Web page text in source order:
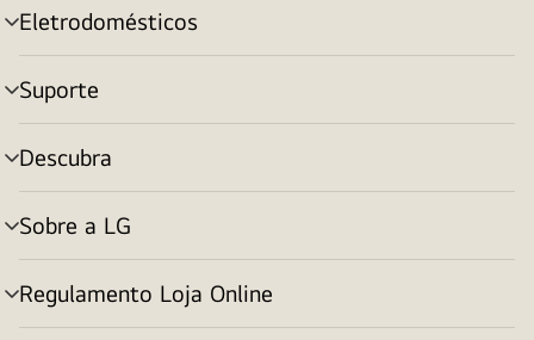
Eletrodomésticos
alternar
menu
Suporte
alternar
menu
Descubra
alternar
menu
Sobre a LG
alternar
menu
Regulamento Loja Online
alternar
menu